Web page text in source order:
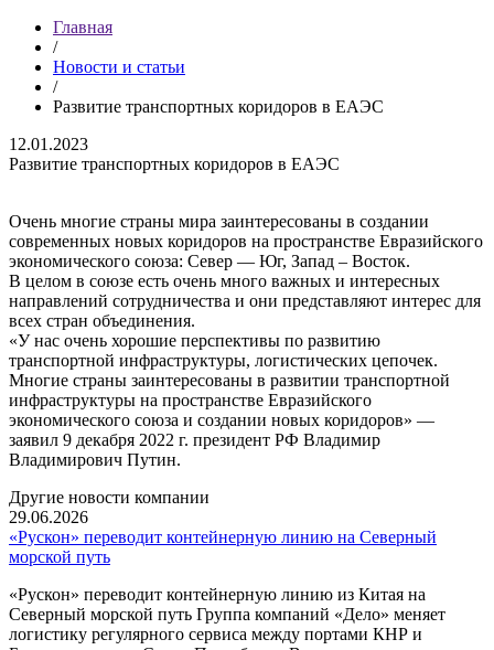
Главная
/
Новости и статьи
/
Развитие транспортных коридоров в ЕАЭС
12.01.2023
Развитие транспортных коридоров в ЕАЭС
Очень многие страны мира заинтересованы в создании
современных новых коридоров на пространстве Евразийского
экономического союза: Север — Юг, Запад – Восток.
В целом в союзе есть очень много важных и интересных
направлений сотрудничества и они представляют интерес для
всех стран объединения.
«У нас очень хорошие перспективы по развитию
транспортной инфраструктуры, логистических цепочек.
Многие страны заинтересованы в развитии транспортной
инфраструктуры на пространстве Евразийского
экономического союза и создании новых коридоров» —
заявил 9 декабря 2022 г. президент РФ Владимир
Владимирович Путин.
Другие новости компании
29.06.2026
«Рускон» переводит контейнерную линию на Северный
морской путь
«Рускон» переводит контейнерную линию из Китая на
Северный морской путь Группа компаний «Дело» меняет
логистику регулярного сервиса между портами КНР и